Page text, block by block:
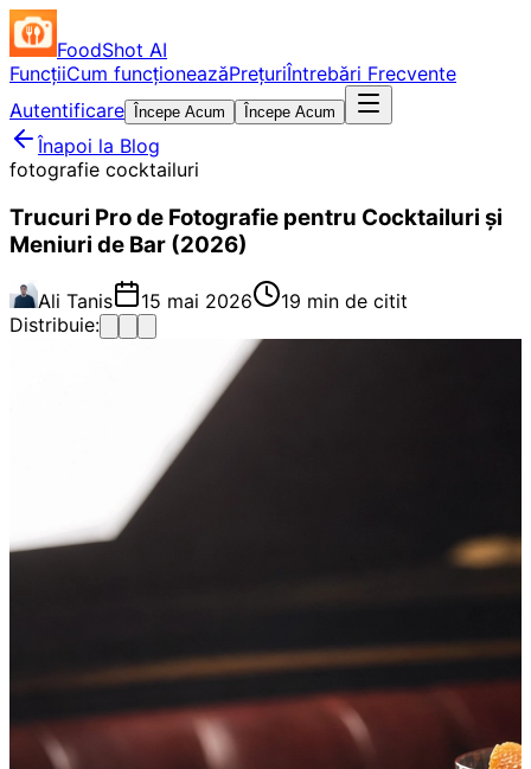
FoodShot AI
FuncțiiCum funcționeazăPrețuriÎntrebări Frecvente
Autentificare
Începe Acum Începe Acum
Înapoi la Blog
fotografie cocktailuri
Trucuri Pro de Fotografie pentru Cocktailuri și
Meniuri de Bar (2026)
Ali Tanis 15 mai 2026
19 min de citit
Distribuie: